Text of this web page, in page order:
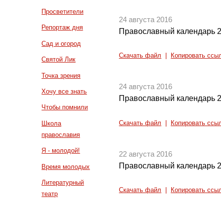
Просветители
Репортаж дня
Сад и огород
Святой Лик
Точка зрения
Хочу все знать
Чтобы помнили
Школа
православия
Я - молодой!
Время молодых
Литературный
театр
24 августа 2016
Православный календарь
Скачать файл Копировать
24 августа 2016
Православный календарь
Скачать файл Копировать
22 августа 2016
Православный календарь
Скачать файл Копировать